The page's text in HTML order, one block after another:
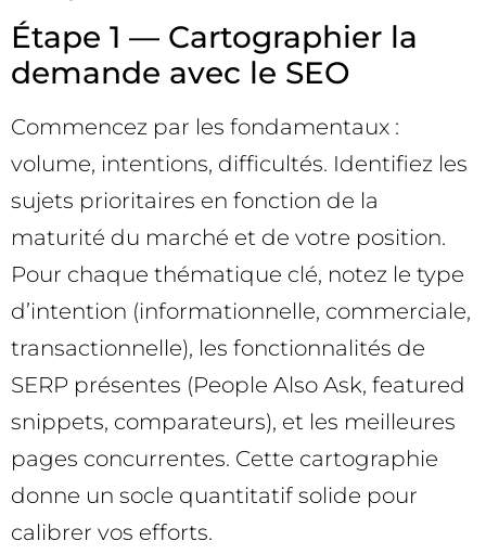
Étape 1 — Cartographier la
demande avec le SEO
Commencez par les fondamentaux :
volume, intentions, difficultés. Identifiez les
sujets prioritaires en fonction de la
maturité du marché et de votre position.
Pour chaque thématique clé, notez le type
d’intention (informationnelle, commerciale,
transactionnelle), les fonctionnalités de
SERP présentes (People Also Ask, featured
snippets, comparateurs), et les meilleures
pages concurrentes. Cette cartographie
donne un socle quantitatif solide pour
calibrer vos efforts.